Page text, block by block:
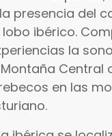
presencia del
lobo ibérico.
la
Central
en las